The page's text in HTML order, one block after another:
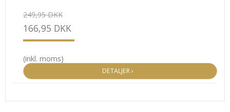
249,95 DKK
166,95 DKK
(inkl. moms)
DETALJER ›